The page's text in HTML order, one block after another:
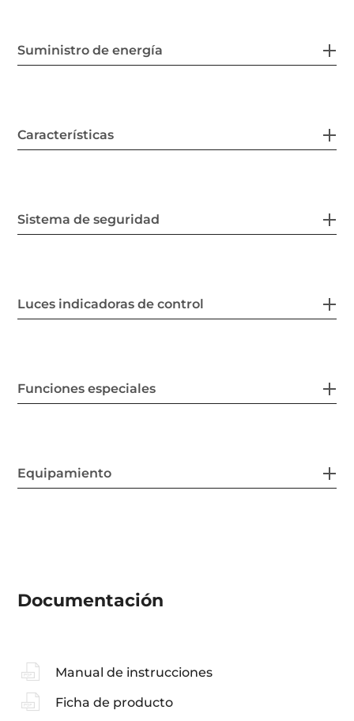
Suministro de energía
Características
Sistema de seguridad
Luces indicadoras de control
Funciones especiales
Equipamiento
Documentación
Manual de instrucciones
Ficha de producto